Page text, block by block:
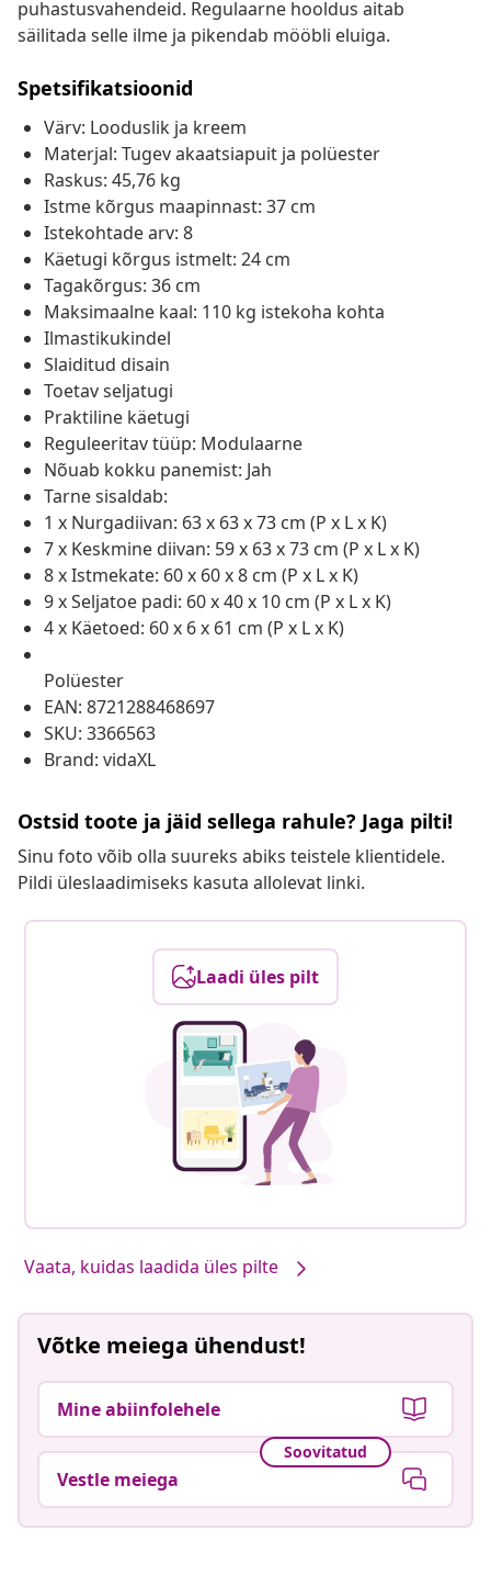
puhastusvahendeid. Regulaarne hooldus aitab
säilitada selle ilme ja pikendab mööbli eluiga.
Spetsifikatsioonid
Värv: Looduslik ja kreem
Materjal: Tugev akaatsiapuit ja polüester
Raskus: 45,76 kg
Istme kõrgus maapinnast: 37 cm
Istekohtade arv: 8
Käetugi kõrgus istmelt: 24 cm
Tagakõrgus: 36 cm
Maksimaalne kaal: 110 kg istekoha kohta
Ilmastikukindel
Slaiditud disain
Toetav seljatugi
Praktiline käetugi
Reguleeritav tüüp: Modulaarne
Nõuab kokku panemist: Jah
Tarne sisaldab:
1 x Nurgadiivan: 63 x 63 x 73 cm (P x L x K)
7 x Keskmine diivan: 59 x 63 x 73 cm (P x L x K)
8 x Istmekate: 60 x 60 x 8 cm (P x L x K)
9 x Seljatoe padi: 60 x 40 x 10 cm (P x L x K)
4 x Käetoed: 60 x 6 x 61 cm (P x L x K)
Polüester
EAN: 8721288468697
SKU: 3366563
Brand: vidaXL
Ostsid toote ja jäid sellega rahule? Jaga pilti!
Sinu foto võib olla suureks abiks teistele klientidele.
Pildi üleslaadimiseks kasuta allolevat linki.
Laadi üles pilt
Vaata, kuidas laadida üles pilte
Võtke meiega ühendust!
Mine abiinfolehele
Soovitatud
Vestle meiega